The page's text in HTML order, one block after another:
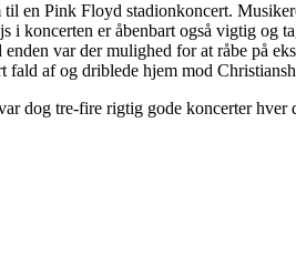
en Pink Floyd stadionkoncert.
koncerten er åbenbart også vigtig og
var der mulighed for at råbe på
fald af og driblede hjem mod
dog tre-fire rigtig gode koncerter